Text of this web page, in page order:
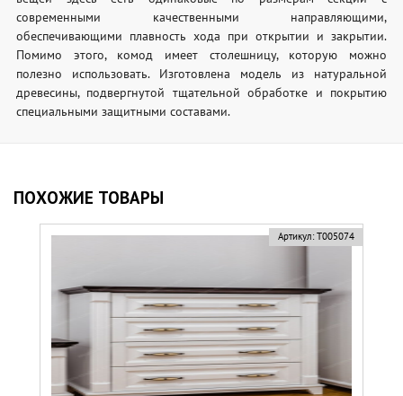
современными качественными направляющими,
обеспечивающими плавность хода при открытии и закрытии.
Помимо этого, комод имеет столешницу, которую можно
полезно использовать. Изготовлена модель из натуральной
древесины, подвергнутой тщательной обработке и покрытию
специальными защитными составами.
ПОХОЖИЕ ТОВАРЫ
Артикул: Т005074